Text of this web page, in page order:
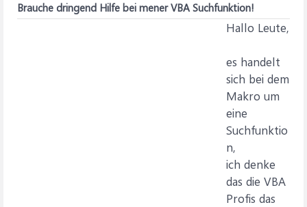
Brauche dringend Hilfe bei mener VBA Suchfunktion!
Hallo Leute,
es handelt
sich bei dem
Makro um
eine
Suchfunktio
n,
ich denke
das die VBA
Profis das